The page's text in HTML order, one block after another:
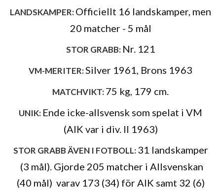
LANDSKAMPER:Officiellt 16 landskamper, men
20 matcher - 5 mål
STOR GRABB: Nr. 121
VM-MERITER:Silver 1961, Brons 1963
MATCHVIKT:75 kg, 179 cm.
UNIK: Ende icke-allsvensk som spelat i VM
(AIK var i div. II 1963)
STOR GRABB ÄVEN I FOTBOLL:31 landskamper
(3 mål). Gjorde 205 matcher i Allsvenskan
(40 mål) varav 173 (34) för AIK samt 32 (6)